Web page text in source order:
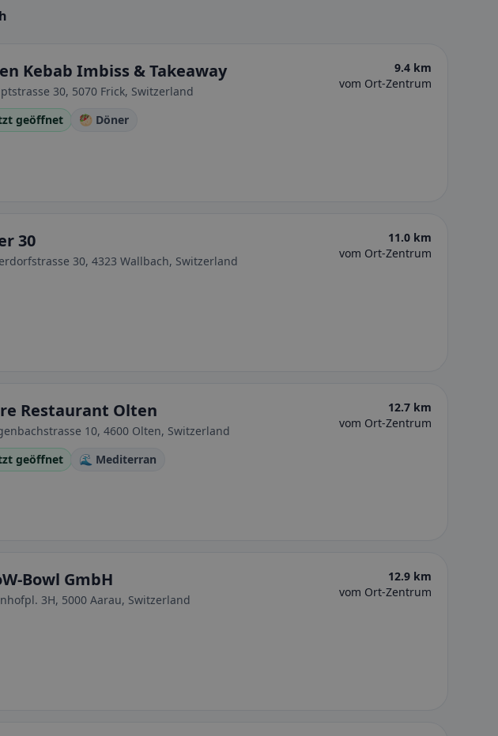
Kebab Imbiss & Takeaway
30, 5070 Frick, Switzerland
9.4 km
vom Ort-Zentrum
geöffnet 🥙 Döner
30
30, 4323 Wallbach, Switzerland
11.0 km
vom Ort-Zentrum
Restaurant Olten
10, 4600 Olten, Switzerland
12.7 km
vom Ort-Zentrum
geöffnet 🌊 Mediterran
Bowl GmbH
3H, 5000 Aarau, Switzerland
12.9 km
vom Ort-Zentrum